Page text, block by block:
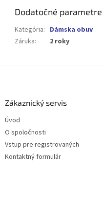
Dodatočné parametre
Kategória: Dámska obuv
Záruka: 2 roky
Zákaznický servis
Úvod
O spoločnosti
Vstup pre registrovaných
Kontaktný formulár